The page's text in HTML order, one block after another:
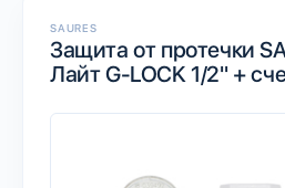
SAURES
Защита от протечки
Лайт G-LOCK 1/2" +